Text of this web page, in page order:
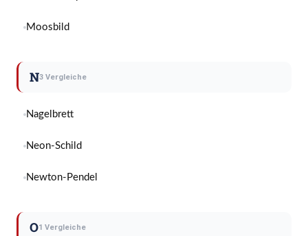
Moosbild
N3 Vergleiche
Nagelbrett
Neon-Schild
Newton-Pendel
O1 Vergleiche